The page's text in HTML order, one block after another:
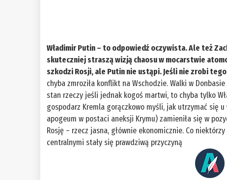
Władimir Putin – to odpowiedź oczywista. Ale też
skuteczniej straszą wizją chaosu w mocarstwie
szkodzi Rosji, ale Putin nie ustąpi. Jeśli nie zrobi
chyba zmroziła konflikt na Wschodzie. Walki w
stan rzeczy jeśli jednak kogoś martwi, to chyba tylko
gospodarz Kremla gorączkowo myśli, jak utrzymać się u
apogeum w postaci aneksji Krymu) zamieniła się w
Rosję – rzecz jasna, głównie ekonomicznie. Co
centralnymi stały się prawdziwą przyczyną